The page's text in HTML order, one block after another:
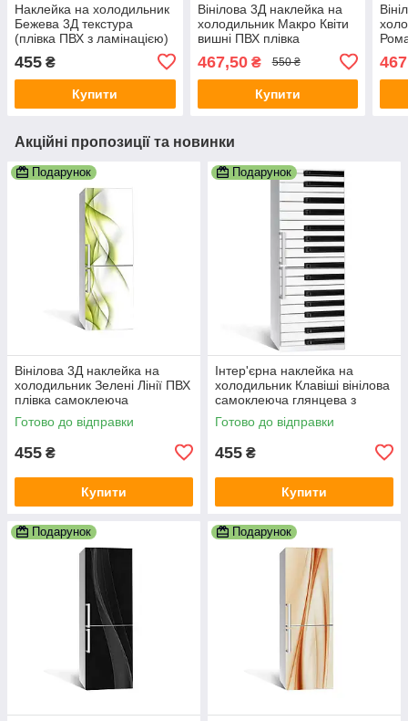
Наклейка на холодильник
Бежева 3Д текстура
(плівка ПВХ з ламінацією)
600х1800 мм абстракція
Бежевий
455 ₴
Купити
Вінілова 3Д наклейка на
холодильник Макро Квіти
вишні ПВХ плівка
Бежевий 650х2000 мм
467,50₴ 550 ₴
Купити
Акційні пропозиції та новинки
Подарунок
Вінілова 3Д наклейка на
холодильник Зелені Лінії ПВХ
плівка самоклеюча
Абстракція 600х1800 мм
Готово до відправки
455 ₴
Купити
Подарунок
Інтер'єрна наклейка на
холодильник Клавіші вінілова
самоклеюча глянцева з
ламінацією 600х1800 мм
Готово до відправки
455 ₴
Купити
Подарунок Подарунок